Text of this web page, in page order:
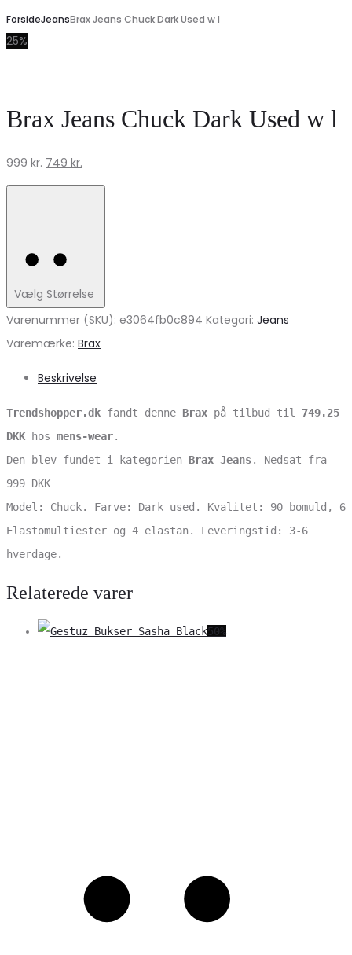
ForsideJeansBrax Jeans Chuck Dark Used w l
25%
Brax Jeans Chuck Dark Used w l
999kr. Den
oprindelige
999 kr..
749 kr.
aktuelle
Vælg Størrelse
Varenummer (SKU): e3064fb0c894 Kategori: Jeans
Varemærke: Brax
Beskrivelse
Trendshopper.dk fandt denne Brax på tilbud til 749.25
DKK hos mens-wear.
Den blev fundet i kategorien Brax Jeans. Nedsat fra
999 DKK
Model: Chuck. Farve: Dark used. Kvalitet: 90 bomuld, 6
Elastomultiester og 4 elastan. Leveringstid: 3-6
hverdage.
Relaterede varer
50%